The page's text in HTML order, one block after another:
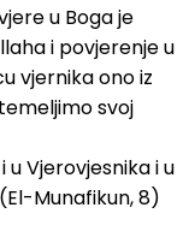
u Boga je
i povjerenje u
vjernika ono iz
svoj
u Vjerovjesnika i u
Munafikun, 8)